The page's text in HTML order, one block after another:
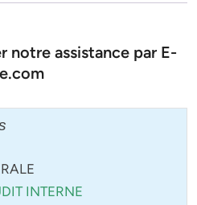
notre assistance par E-
INTERNE